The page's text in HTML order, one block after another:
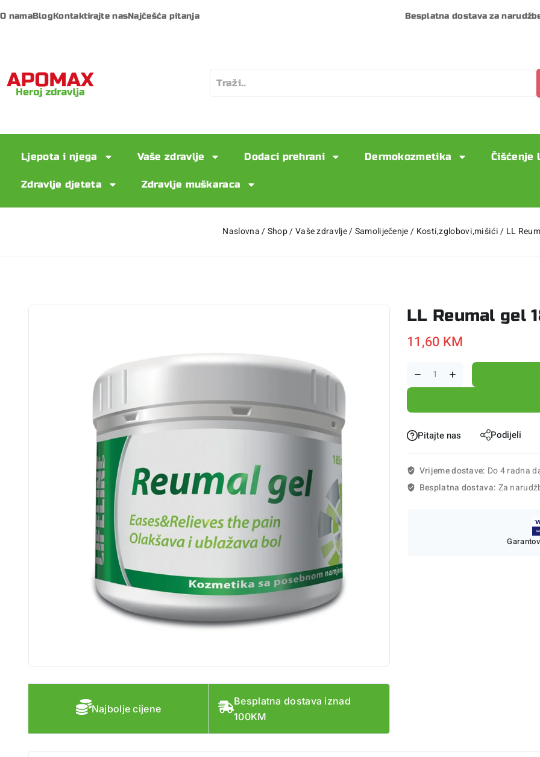
O namaBlogKontaktirajte nasNajčešća pitanja Besplatna dostava za
Ljepota i njega Vaše zdravlje Dodaci prehrani Dermokozmetika Čišćenje
Zdravlje djeteta Zdravlje muškaraca
Naslovna/Shop/Vaše zdravlje/Samoliječenje/ Kosti,zglobovi,mišići / LL
Najbolje cijene
Besplatna dostava iznad
100KM
LL Reumal gel
11,60 KM
Pitajte nas Podijeli
Vrijeme dostave: Do 4 radna
Besplatna dostava: Za